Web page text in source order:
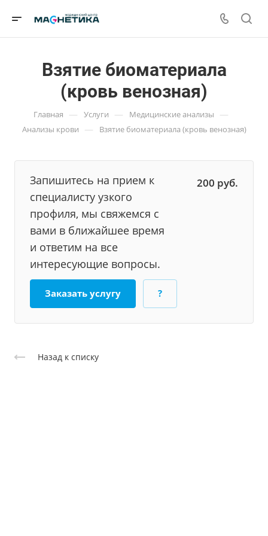
Взятие биоматериала
(кровь венозная)
Главная — Услуги — Медицинские анализы —
Анализы крови — Взятие биоматериала (кровь венозная)
Запишитесь на прием к
специалисту узкого
профиля, мы свяжемся с
вами в ближайшее время
и ответим на все
интересующие вопросы.
200 руб.
Заказать услугу ?
Назад к списку